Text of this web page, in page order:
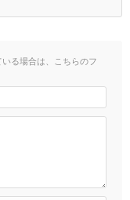
る場合は、こちらのフ